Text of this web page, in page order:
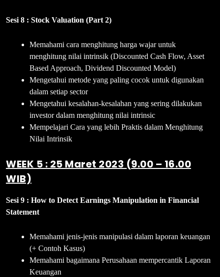
Sesi 8 : Stock Valuation (Part 2)
Memahami cara menghitung harga wajar untuk
menghitung nilai intrinsik (Discounted Cash Flow, Asset
Based Approach, Dividend Discounted Model)
Mengetahui metode yang paling cocok untuk digunakan
dalam setiap sector
Mengetahui kesalahan-kesalahan yang sering dilakukan
investor dalam menghitung nilai intrinsic
Mempelajari Cara yang lebih Praktis dalam Menghitung
Nilai Intrinsik
WEEK 5 : 25 Maret 2023 (9.00 – 16.00
WIB)
Sesi 9 : How to Detect Earnings Manipulation in Financial
Statement
Memahami jenis-jenis manipulasi dalam laporan keuangan
(+ Contoh Kasus)
Memahami bagaimana Perusahaan mempercantik Laporan
Keuangan